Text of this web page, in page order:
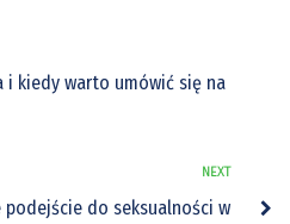
i kiedy warto umówić się na
NEXT
do seksualności w